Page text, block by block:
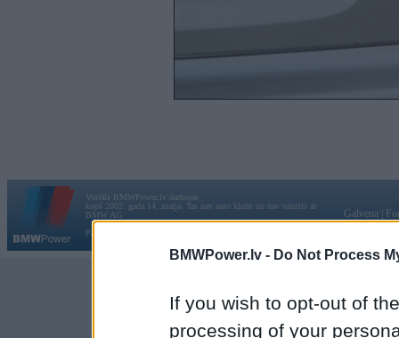
BMWPower.lv - Do Not Process
If you wish to opt-out of
processing of your
Vortāls BMWPower.lv darbojas
kopš 2002. gada 14. maija. Tas nav auto klubs un nav saistīts ar
BMW AG.
Par BMWPower
Galvena